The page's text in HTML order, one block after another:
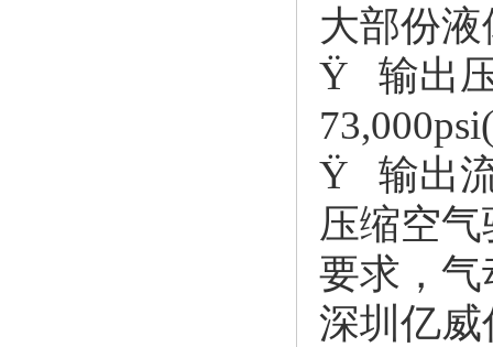
大部份液
Ÿ 输出
Ÿ 输出
压缩空
要求，
深圳亿威